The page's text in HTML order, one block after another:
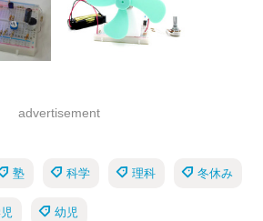
advertisement
塾 科学 理科 冬休み
幼児